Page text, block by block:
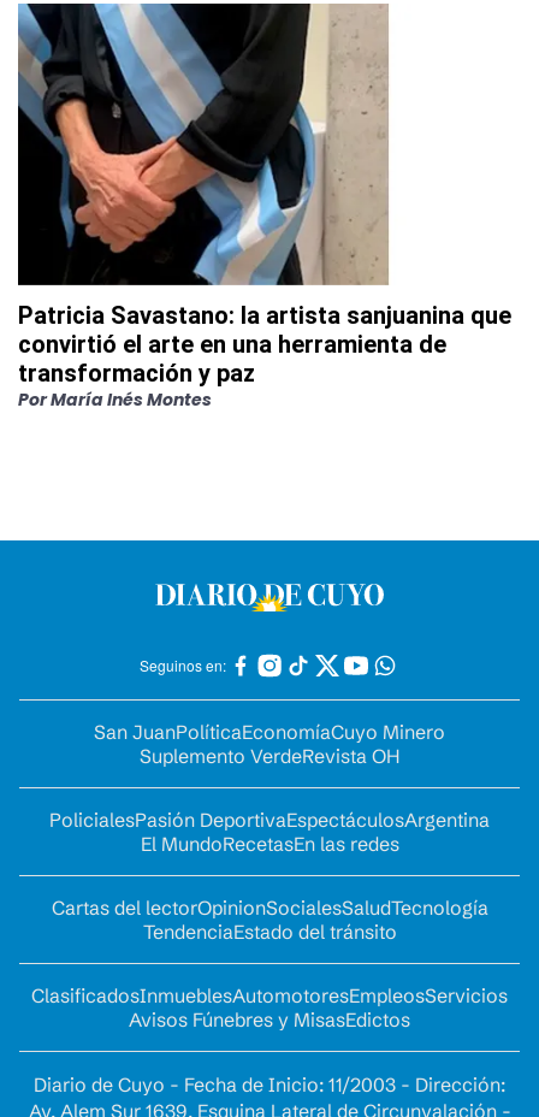
Patricia Savastano: la artista sanjuanina que
convirtió el arte en una herramienta de
transformación y paz
PorMaría Inés Montes
Seguinos en:
San JuanPolíticaEconomíaCuyo Minero
Suplemento VerdeRevista OH
PolicialesPasión DeportivaEspectáculosArgentina
El MundoRecetasEn las redes
Cartas del lectorOpinionSocialesSaludTecnología
TendenciaEstado del tránsito
ClasificadosInmueblesAutomotoresEmpleosServicios
Avisos Fúnebres y MisasEdictos
Diario de Cuyo - Fecha de Inicio: 11/2003 - Dirección:
Av. Alem Sur 1639. Esquina Lateral de Circunvalación -